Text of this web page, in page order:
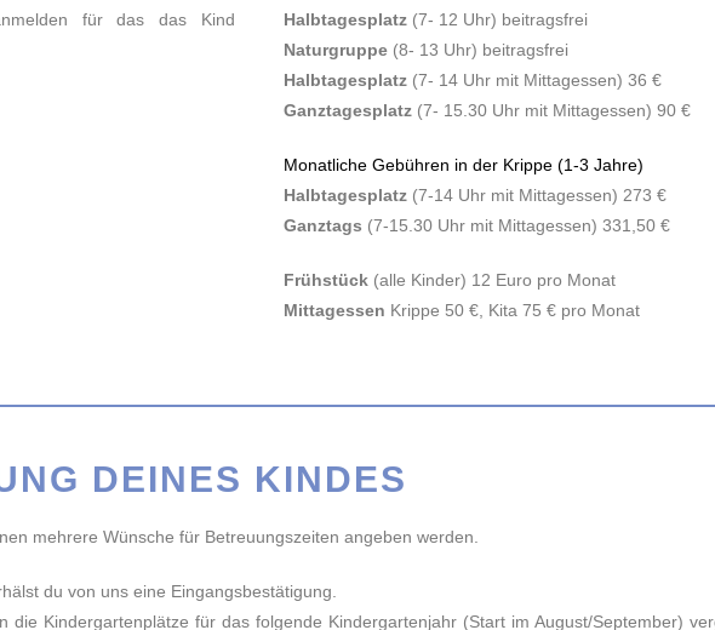
für das das Kind
Halbtagesplatz (7- 12 Uhr) beitragsfrei
Naturgruppe(8- 13 Uhr) beitragsfrei
Halbtagesplatz(7- 14 Uhr mit Mittagessen) 36 €
Ganztagesplatz(7- 15.30 Uhr mit Mittagessen) 90 €
Monatliche Gebühren in der Krippe (1-3 Jahre)
Halbtagesplatz(7-14 Uhr mit Mittagessen) 273 €
Ganztags (7-15.30 Uhr mit Mittagessen) 331,50 €
Frühstück(alle Kinder) 12 Euro pro Monat
Mittagessen Krippe 50 €, Kita 75 € pro Monat
DEINES KINDES
mehrere Wünsche für Betreuungszeiten angeben werden.
du von uns eine Eingangsbestätigung.
die Kindergartenplätze für das folgende Kindergartenjahr (Start im August/September)